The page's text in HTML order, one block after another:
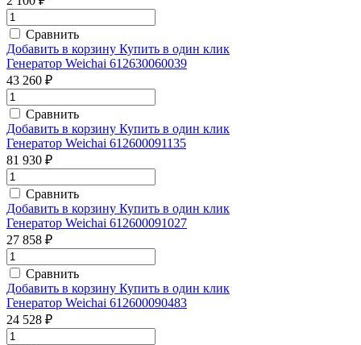
Сравнить
Добавить в корзину Купить в один клик
Генератор Weichai 612630060039
43 260 ₽
Сравнить
Добавить в корзину Купить в один клик
Генератор Weichai 612600091135
81 930 ₽
Сравнить
Добавить в корзину Купить в один клик
Генератор Weichai 612600091027
27 858 ₽
Сравнить
Добавить в корзину Купить в один клик
Генератор Weichai 612600090483
24 528 ₽